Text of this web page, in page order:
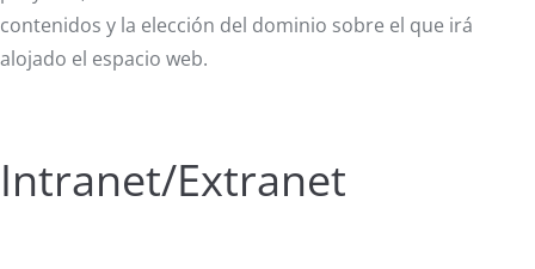
contenidos y la elección del dominio sobre el que irá
alojado el espacio web.
Intranet/Extranet